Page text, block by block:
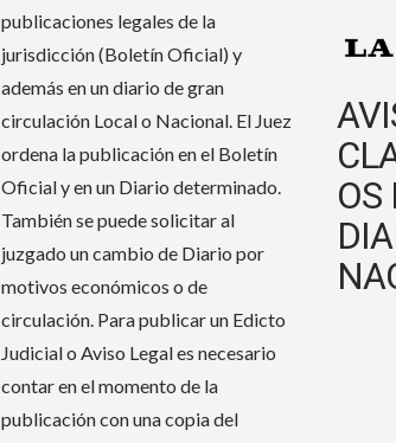
publicaciones legales de la
jurisdicción (Boletín Oficial) y
además en un diario de gran
circulación Local o Nacional. El Juez
ordena la publicación en el Boletín
Oficial y en un Diario determinado.
También se puede solicitar al
juzgado un cambio de Diario por
motivos económicos o de
circulación. Para publicar un Edicto
Judicial o Aviso Legal es necesario
contar en el momento de la
publicación con una copia del
OS